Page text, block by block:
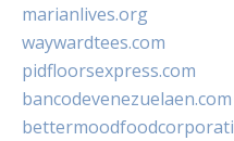
marianlives.org
waywardtees.com
pidfloorsexpress.com
bancodevenezuelaen.com